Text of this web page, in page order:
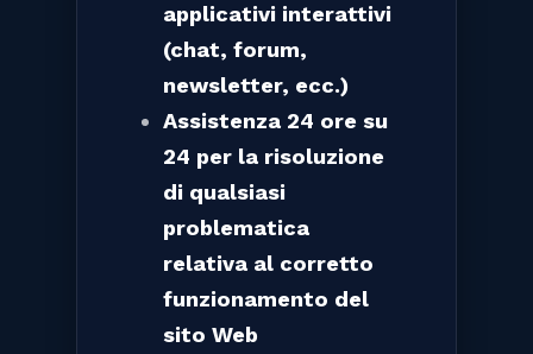
applicativi interattivi
(chat, forum,
newsletter, ecc.)
Assistenza 24 ore su
24 per la risoluzione
di qualsiasi
problematica
relativa al corretto
funzionamento del
sito Web